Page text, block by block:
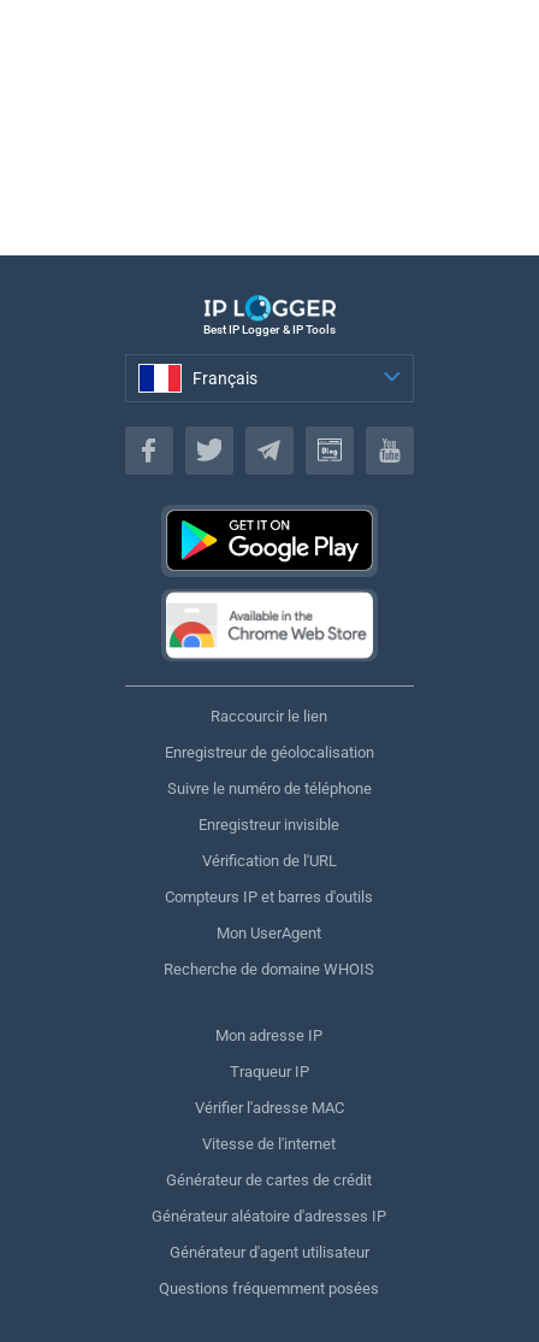
Best IP Logger & IP Tools
Français
Français
Raccourcir le lien
Enregistreur de géolocalisation
Suivre le numéro de téléphone
Enregistreur invisible
Vérification de l'URL
Compteurs IP et barres d'outils
Mon UserAgent
Recherche de domaine WHOIS
Mon adresse IP
Traqueur IP
Vérifier l'adresse MAC
Vitesse de l'internet
Générateur de cartes de crédit
Générateur aléatoire d'adresses IP
Générateur d'agent utilisateur
Questions fréquemment posées